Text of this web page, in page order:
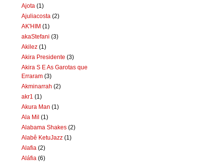
Ajota (1)
Ajuliacosta (2)
AK'HIM (1)
akaStefani (3)
Akilez (1)
Akira Presidente (3)
Akira S E As Garotas que
Erraram (3)
Akminarrah (2)
akr1 (1)
Akura Man (1)
Ala Mil (1)
Alabama Shakes (2)
Alabê KetuJazz (1)
Alafia (2)
Aláfia (6)